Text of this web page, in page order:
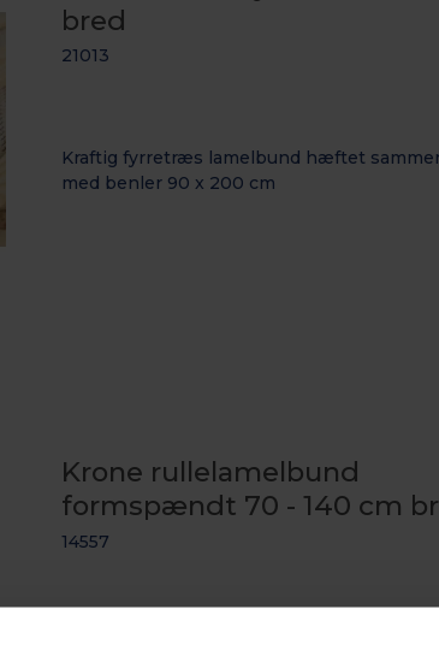
bred
21013
Kraftig fyrretræs lamelbund hæftet
med benler 90 x 200 cm
Krone rullelamelbund
formspændt 70 - 140 cm
14557